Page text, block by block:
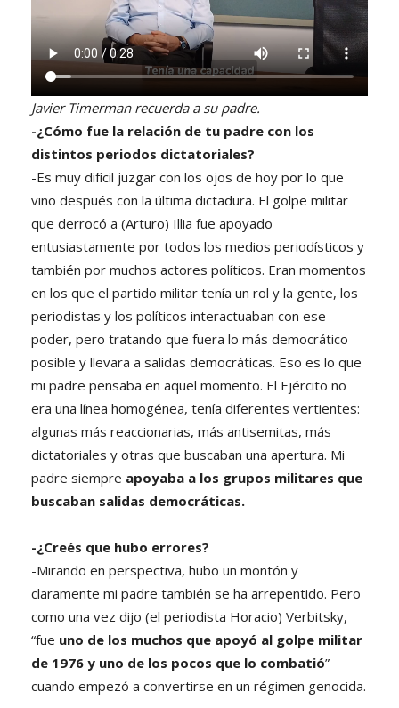
Javier Timerman recuerda a su padre.
-¿Cómo fue la relación de tu padre con los
distintos periodos dictatoriales?
-Es muy difícil juzgar con los ojos de hoy por lo que
vino después con la última dictadura. El golpe militar
que derrocó a (Arturo) Illia fue apoyado
entusiastamente por todos los medios periodísticos y
también por muchos actores políticos. Eran momentos
en los que el partido militar tenía un rol y la gente, los
periodistas y los políticos interactuaban con ese
poder, pero tratando que fuera lo más democrático
posible y llevara a salidas democráticas. Eso es lo que
mi padre pensaba en aquel momento. El Ejército no
era una línea homogénea, tenía diferentes vertientes:
algunas más reaccionarias, más antisemitas, más
dictatoriales y otras que buscaban una apertura. Mi
padre siempre apoyaba a los grupos militares que
buscaban salidas democráticas.
-¿Creés que hubo errores?
-Mirando en perspectiva, hubo un montón y
claramente mi padre también se ha arrepentido. Pero
como una vez dijo (el periodista Horacio) Verbitsky,
“fue uno de los muchos que apoyó al golpe militar
de 1976 y uno de los pocos que lo combatió”
cuando empezó a convertirse en un régimen genocida.